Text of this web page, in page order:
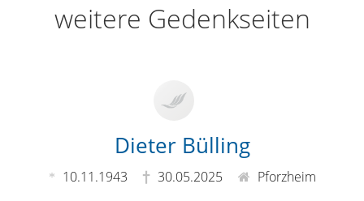
weitere Gedenkseiten
Dieter Bülling
10.11.1943 30.05.2025 Pforzheim